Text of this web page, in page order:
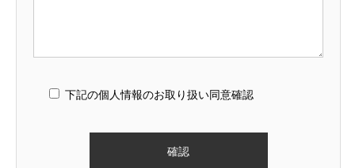
下記の個人情報のお取り扱い同意確認